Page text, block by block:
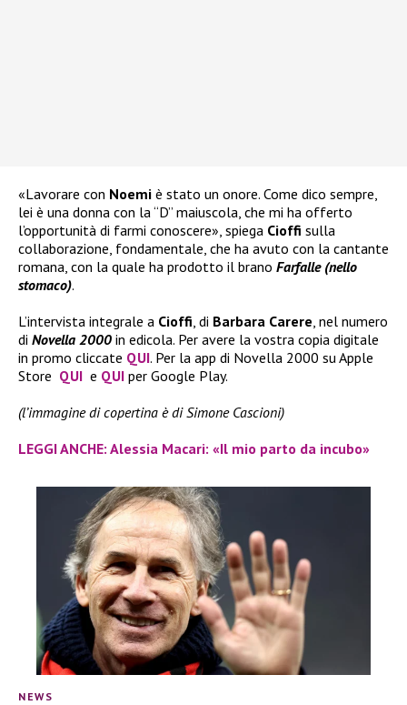
«Lavorare con Noemi è stato un onore. Come dico sempre,
lei è una donna con la “D” maiuscola, che mi ha offerto
l’opportunità di farmi conoscere», spiega Cioffi sulla
collaborazione, fondamentale, che ha avuto con la cantante
romana, con la quale ha prodotto il brano Farfalle (nello
stomaco).
L’intervista integrale a Cioffi, di Barbara Carere, nel numero
di Novella 2000 in edicola. Per avere la vostra copia digitale
in promo cliccate QUI. Per la app di Novella 2000 su Apple
Store QUI e QUI per Google Play.
(l’immagine di copertina è di Simone Cascioni)
LEGGI ANCHE: Alessia Macari: «Il mio parto da incubo»
NEWS